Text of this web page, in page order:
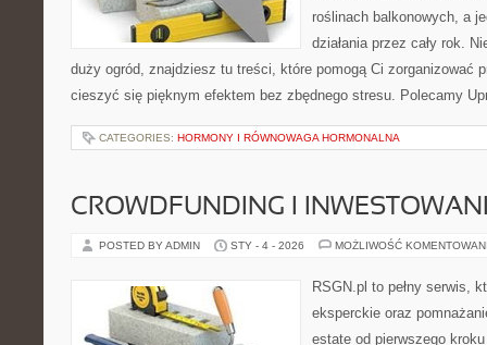
roślinach balkonowych, a
działania przez cały rok.
duży ogród, znajdziesz tu treści, które pomogą Ci zorganizować
cieszyć się pięknym efektem bez zbędnego stresu. Polecamy
CATEGORIES: HORMONY I RÓWNOWAGA HORMONALNA
CROWDFUNDING I
POSTED BY ADMIN STY - 4 - 2026 MOŻLIWOŚĆ
RSGN.pl to pełny serwis,
eksperckie oraz
estate od pierwszego